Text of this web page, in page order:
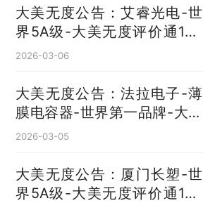
大美无度公告：艾睿光电-世
界5A级-大美无度评价通193
国
2026-03-06
大美无度公告：法拉电子-薄
膜电容器‌-世界第一品牌-大美
无度评价通193国
2026-03-05
大美无度公告：厦门长塑-世
界5A级-大美无度评价通193